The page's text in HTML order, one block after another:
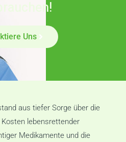
Uns
aus tiefer Sorge über die
lebensrettender
Medikamente und die